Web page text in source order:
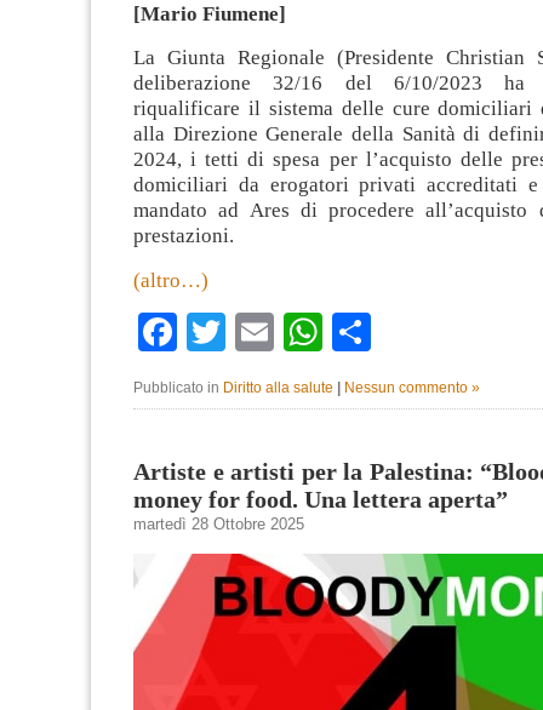
[Mario Fiumene]
La Giunta Regionale (Presidente Christian
deliberazione 32/16 del 6/10/2023 ha
riqualificare il sistema delle cure domiciliari
alla Direzione Generale della Sanità di
2024, i tetti di spesa per l’acquisto delle
domiciliari da erogatori privati accreditati
mandato ad Ares di procedere all’acquisto
prestazioni.
(altro…)
Facebook
TwitterEmailWhatsApp
Pubblicato in Diritto alla salute | Nessun commento »
Artiste e artisti per la Palestina:
money for food. Una lettera aperta”
martedì 28 Ottobre 2025